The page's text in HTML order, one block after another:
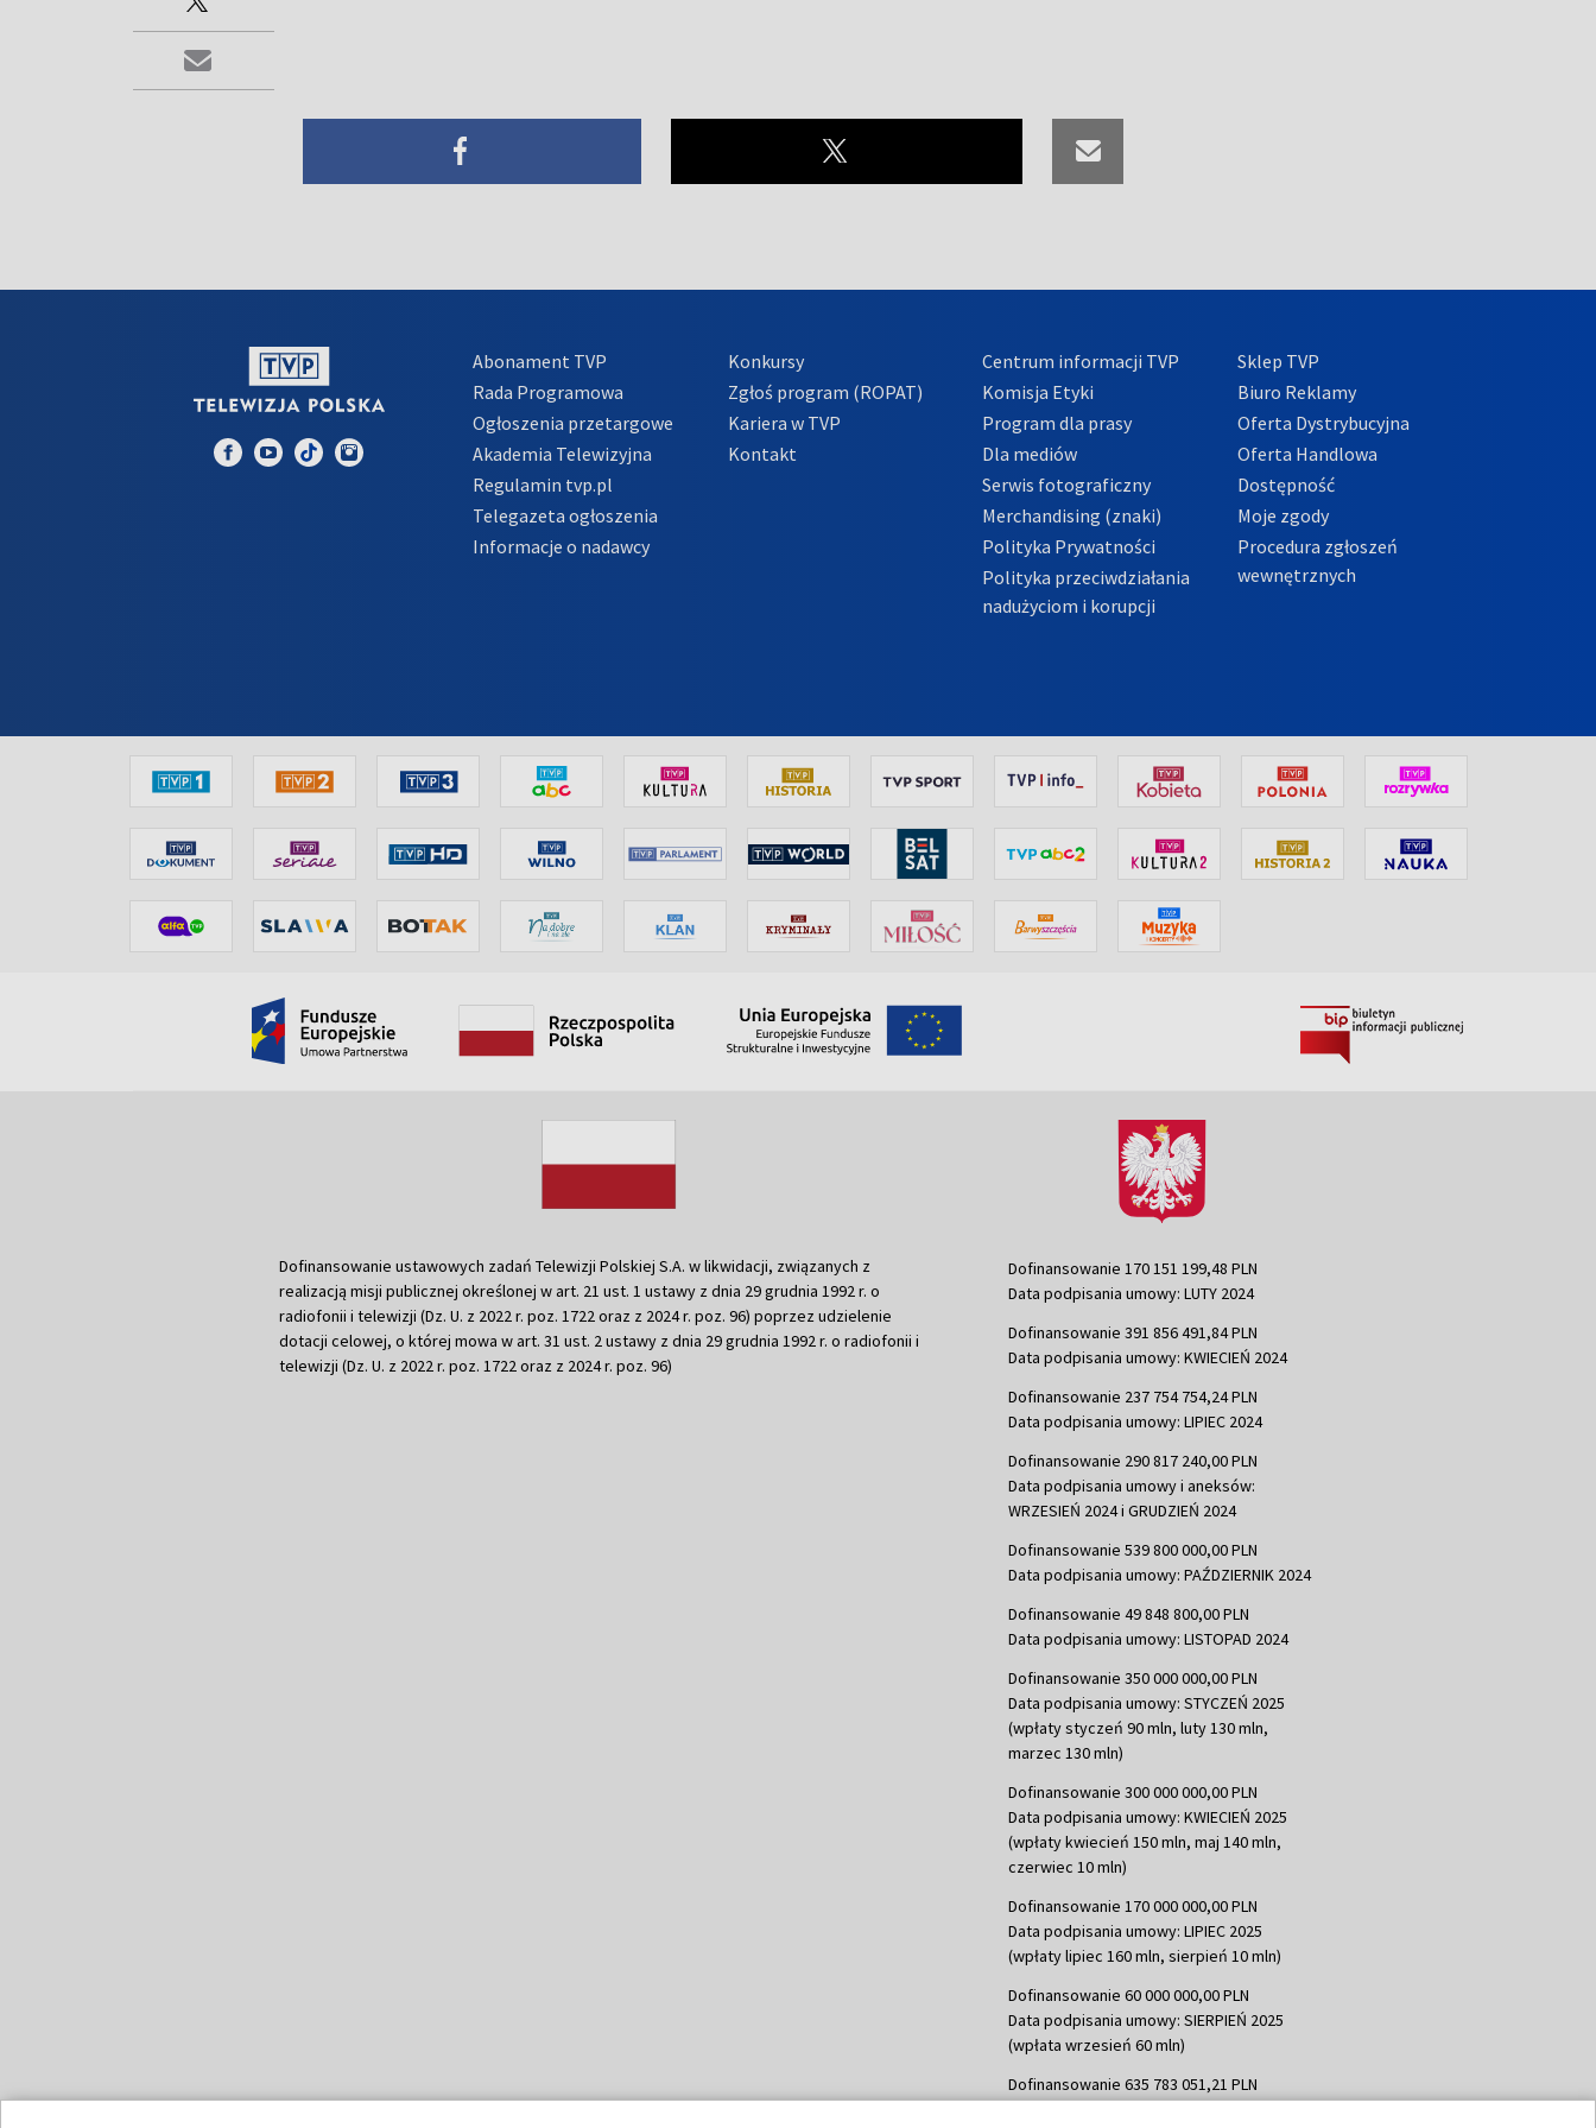
Abonament TVP
Rada Programowa
Ogłoszenia przetargowe
Akademia Telewizyjna
Regulamin tvp.pl
Telegazeta ogłoszenia
Informacje o nadawcy
Konkursy
Zgłoś program (ROPAT)
Kariera w TVP
Kontakt
Centrum informacji TVP
Komisja Etyki
Program dla prasy
Dla mediów
Serwis fotograficzny
Merchandising (znaki)
Polityka Prywatności
Polityka przeciwdziałania
nadużyciom i korupcji
Sklep TVP
Biuro Reklamy
Oferta Dystrybucyjna
Oferta Handlowa
Dostępność
Moje zgody
Procedura zgłoszeń
wewnętrznych
Dofinansowanie ustawowych zadań Telewizji Polskiej S.A. w likwidacji, związanych z
realizacją misji publicznej określonej w art. 21 ust. 1 ustawy z dnia 29 grudnia 1992 r. o
radiofonii i telewizji (Dz. U. z 2022 r. poz. 1722 oraz z 2024 r. poz. 96) poprzez udzielenie
dotacji celowej, o której mowa w art. 31 ust. 2 ustawy z dnia 29 grudnia 1992 r. o radiofonii i
telewizji (Dz. U. z 2022 r. poz. 1722 oraz z 2024 r. poz. 96)
Dofinansowanie 170 151 199,48 PLN
Data podpisania umowy: LUTY 2024
Dofinansowanie 391 856 491,84 PLN
Data podpisania umowy: KWIECIEŃ 2024
Dofinansowanie 237 754 754,24 PLN
Data podpisania umowy: LIPIEC 2024
Dofinansowanie 290 817 240,00 PLN
Data podpisania umowy i aneksów:
WRZESIEŃ 2024 i GRUDZIEŃ 2024
Dofinansowanie 539 800 000,00 PLN
Data podpisania umowy: PAŹDZIERNIK 2024
Dofinansowanie 49 848 800,00 PLN
Data podpisania umowy: LISTOPAD 2024
Dofinansowanie 350 000 000,00 PLN
Data podpisania umowy: STYCZEŃ 2025
(wpłaty styczeń 90 mln, luty 130 mln,
marzec 130 mln)
Dofinansowanie 300 000 000,00 PLN
Data podpisania umowy: KWIECIEŃ 2025
(wpłaty kwiecień 150 mln, maj 140 mln,
czerwiec 10 mln)
Dofinansowanie 170 000 000,00 PLN
Data podpisania umowy: LIPIEC 2025
(wpłaty lipiec 160 mln, sierpień 10 mln)
Dofinansowanie 60 000 000,00 PLN
Data podpisania umowy: SIERPIEŃ 2025
(wpłata wrzesień 60 mln)
Dofinansowanie 635 783 051,21 PLN